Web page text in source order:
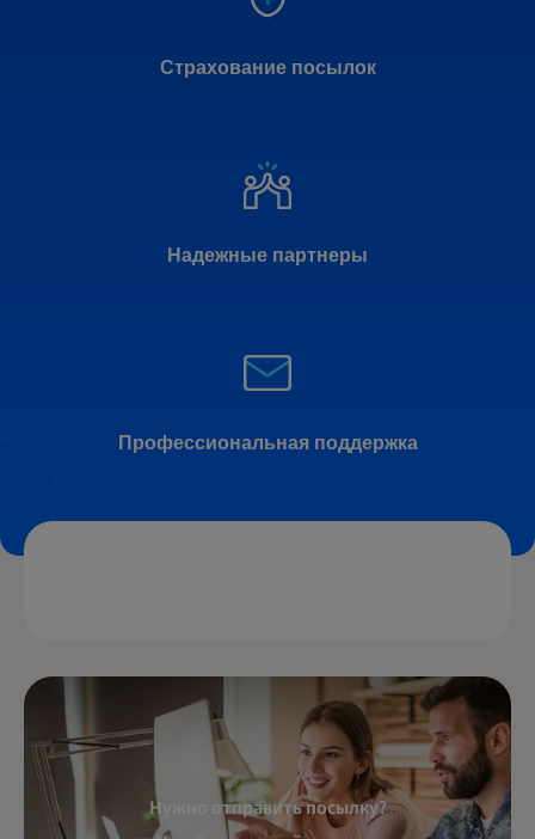
Страхование посылок
Надежные партнеры
Профессиональная поддержка
Нужно отправить посылку?